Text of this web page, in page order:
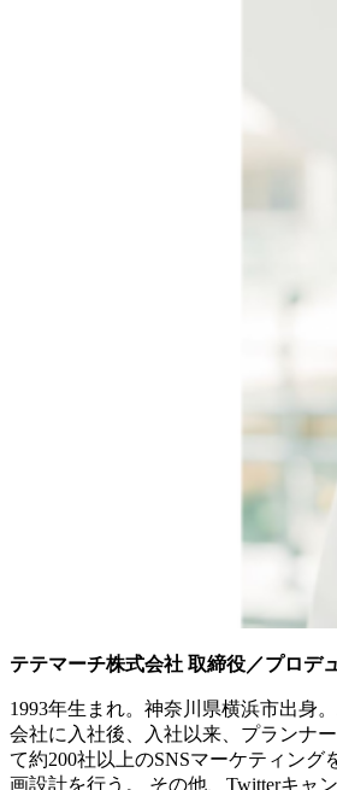
テテマーチ株式会社 取締役／プロ
1993年生まれ。神奈川県横浜市出身
会社に入社後、入社以来、プランナ
て約200社以上のSNSマーケティング
画設計を行う。 その他、Twitterキャ